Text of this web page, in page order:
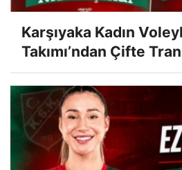
Karşıyaka Kadın
Takımı’ndan Çifte